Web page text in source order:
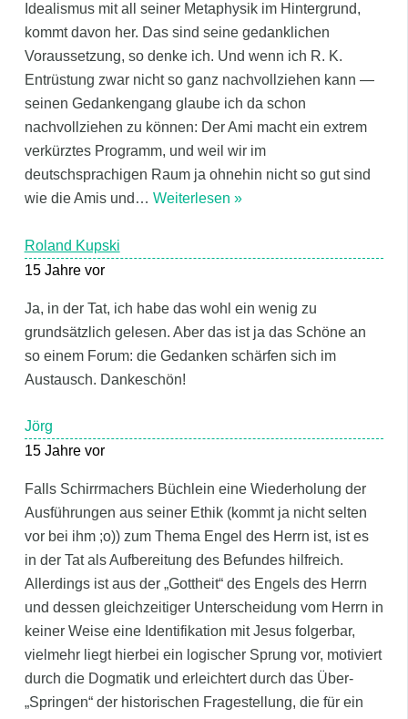
Idealismus mit all seiner Metaphysik im Hintergrund,
kommt davon her. Das sind seine gedanklichen
Voraussetzung, so denke ich. Und wenn ich R. K.
Entrüstung zwar nicht so ganz nachvollziehen kann —
seinen Gedankengang glaube ich da schon
nachvollziehen zu können: Der Ami macht ein extrem
verkürztes Programm, und weil wir im
deutschsprachigen Raum ja ohnehin nicht so gut sind
wie die Amis und … Weiterlesen »
Roland Kupski
15 Jahre vor
Ja, in der Tat, ich habe das wohl ein wenig zu
grundsätzlich gelesen. Aber das ist ja das Schöne an
so einem Forum: die Gedanken schärfen sich im
Austausch. Dankeschön!
Jörg
15 Jahre vor
Falls Schirrmachers Büchlein eine Wiederholung der
Ausführungen aus seiner Ethik (kommt ja nicht selten
vor bei ihm ;o)) zum Thema Engel des Herrn ist, ist es
in der Tat als Aufbereitung des Befundes hilfreich.
Allerdings ist aus der „Gottheit“ des Engels des Herrn
und dessen gleichzeitiger Unterscheidung vom Herrn in
keiner Weise eine Identifikation mit Jesus folgerbar,
vielmehr liegt hierbei ein logischer Sprung vor, motiviert
durch die Dogmatik und erleichtert durch das Über-
„Springen“ der historischen Fragestellung, die für ein